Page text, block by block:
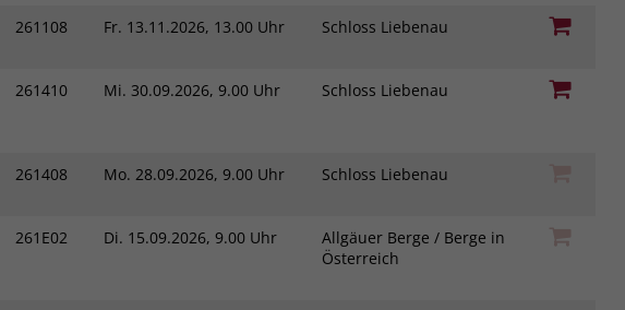
261108 Fr. 13.11.2026, 13.00 Uhr Schloss Liebenau
261410 Mi. 30.09.2026, 9.00 Uhr Schloss Liebenau
261408 Mo. 28.09.2026, 9.00 Uhr Schloss Liebenau
261E02 Di. 15.09.2026, 9.00 Uhr
Allgäuer Berge / Berge in
Österreich
PHPSESSID
Behält die Zustände des Benutzers bei allen
dass Aktionen, die bei späteren Besuchen
werden.